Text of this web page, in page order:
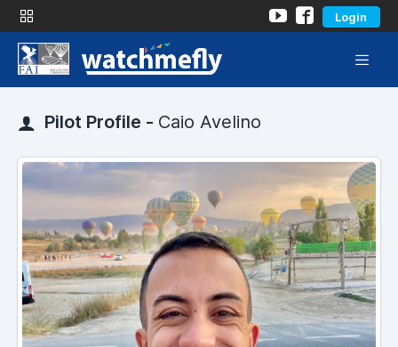
Login
Pilot Profile - Caio Avelino